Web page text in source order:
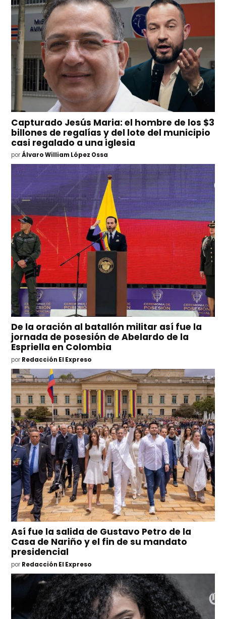
Capturado Jesús Maria: el hombre de los $3
billones de regalías y del lote del municipio
casi regalado a una iglesia
por Álvaro William López Ossa
De la oración al batallón militar así fue la
jornada de posesión de Abelardo de la
Espriella en Colombia
por Redacción El Expreso
Así fue la salida de Gustavo Petro de la
Casa de Nariño y el fin de su mandato
presidencial
por Redacción El Expreso